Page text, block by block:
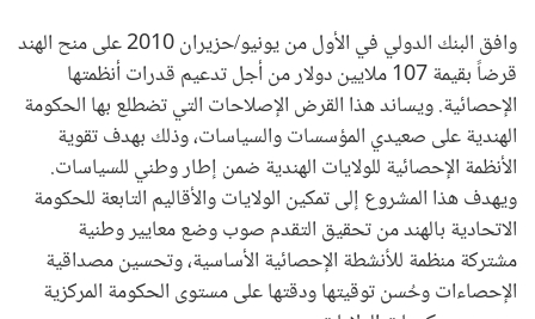
وافق البنك الدولي في الأول من يونيو/حزيران 2010 على منح الهند
قرضاً بقيمة 107 ملايين دولار من أجل تدعيم قدرات أنظمتها
الإحصائية. ويساند هذا القرض الإصلاحات التي تضطلع بها الحكومة
الهندية على صعيدي المؤسسات والسياسات، وذلك بهدف تقوية
الأنظمة الإحصائية للولايات الهندية ضمن إطار وطني للسياسات.
ويهدف هذا المشروع إلى تمكين الولايات والأقاليم التابعة للحكومة
الاتحادية بالهند من تحقيق التقدم صوب وضع معايير وطنية
مشتركة منظمة للأنشطة الإحصائية الأساسية، وتحسين مصداقية
الإحصاءات وحُسن توقيتها ودقتها على مستوى الحكومة المركزية